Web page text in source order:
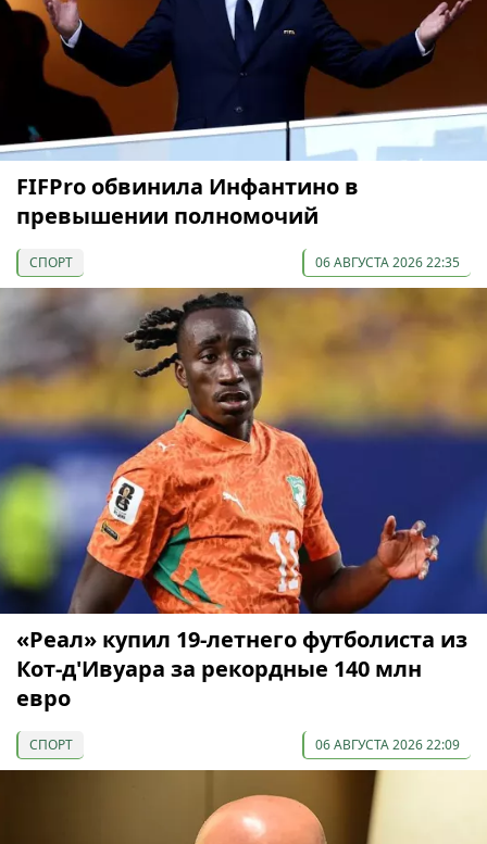
FIFPro обвинила Инфантино в
превышении полномочий
СПОРТ 06 АВГУСТА 2026 22:35
«Реал» купил 19-летнего футболиста из
Кот-д'Ивуара за рекордные 140 млн
евро
СПОРТ 06 АВГУСТА 2026 22:09